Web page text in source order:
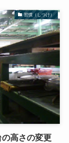
習慣（しつけ）
高さの変更